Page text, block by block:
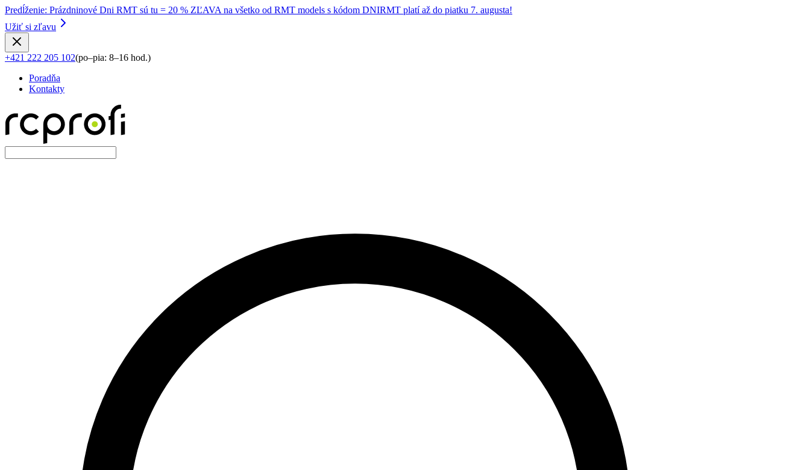
Predĺženie: Prázdninové Dni RMT sú tu = 20 % ZĽAVA na všetko od RMT models s kódom DNIRMT platí až do piatku 7. augusta!
Užiť si zľavu
+421 222 205 102(po–pia: 8–16 hod.)
Poradňa
Kontakty